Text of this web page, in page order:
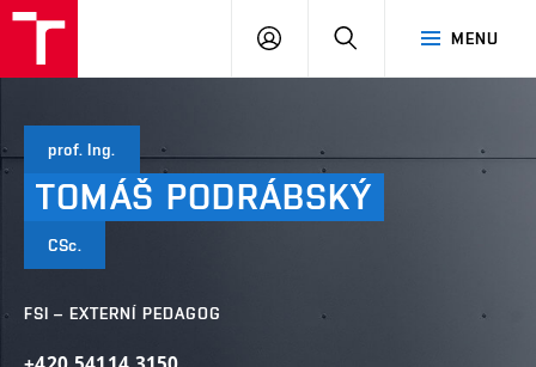
MENU
PŘIHLÁSIT
prof. Ing.
TOMÁŠ PODRÁBSKÝ
CSc.
FSI – EXTERNÍ PEDAGOG